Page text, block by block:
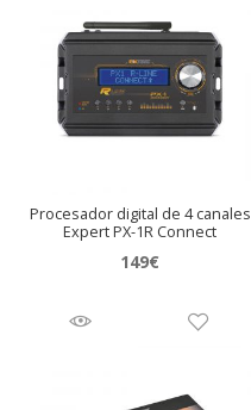
Procesador digital de 4 canales
Expert PX-1R Connect
149€